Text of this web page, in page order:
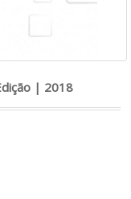
| 2018